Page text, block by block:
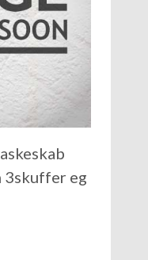
3skuffer eg